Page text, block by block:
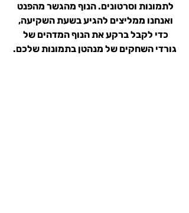
לתמונות וסרטונים. הנוף מהגשר מהפנט
ואנחנו ממליצים להגיע בשעת השקיעה,
כדי לקבל ברקע את הנוף המדהים של
גורדי השחקים של מנהטן בתמונות שלכם.